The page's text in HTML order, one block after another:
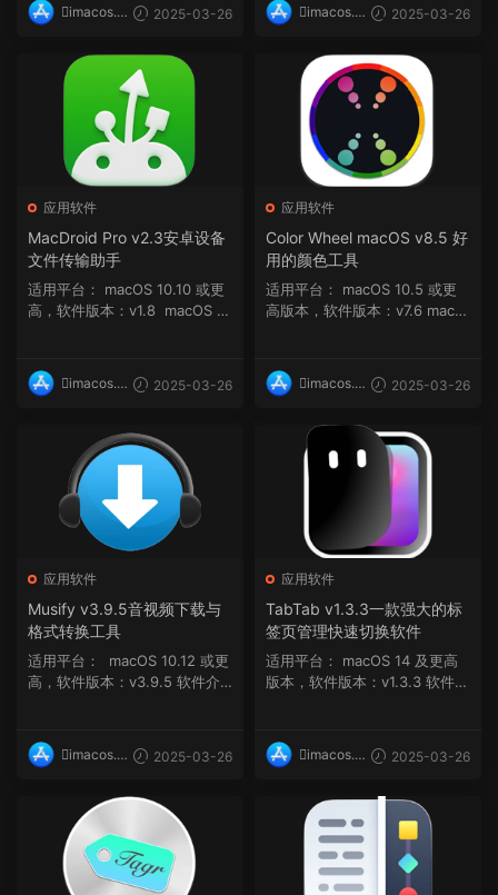
imacos.t
2025-03-26
imacos.t
2025-03-26
应用软件
MacDroid Pro v2.3安卓设备
文件传输助手
适用平台： macOS 10.10 或更
高，软件版本：v1.8 macOS 1
imacos.t
2025-03-26
应用软件
Color Wheel macOS v8.5 好
用的颜色工具
适用平台： macOS 10.5 或更
高版本，软件版本：v7.6 macO
imacos.t
2025-03-26
应用软件
Musify v3.9.5音视频下载与
格式转换工具
适用平台： macOS 10.12 或更
高，软件版本：v3.9.5 软件介
imacos.t
2025-03-26
应用软件
TabTab v1.3.3一款强大的标
签页管理快速切换软件
适用平台： macOS 14 及更高
版本，软件版本：v1.3.3 软件介
imacos.t
2025-03-26